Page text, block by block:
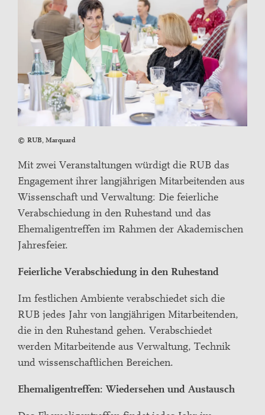
RUB, Marquard
Mit zwei Veranstaltungen würdigt die RUB das
Engagement ihrer langjährigen Mitarbeitenden aus
Wissenschaft und Verwaltung: Die feierliche
Verabschiedung in den Ruhestand und das
Ehemaligentreffen im Rahmen der Akademischen
Jahresfeier.
Feierliche Verabschiedung in den Ruhestand
Im festlichen Ambiente verabschiedet sich die
RUB jedes Jahr von langjährigen Mitarbeitenden,
die in den Ruhestand gehen. Verabschiedet
werden Mitarbeitende aus Verwaltung, Technik
und wissenschaftlichen Bereichen.
Ehemaligentreffen: Wiedersehen und Austausch